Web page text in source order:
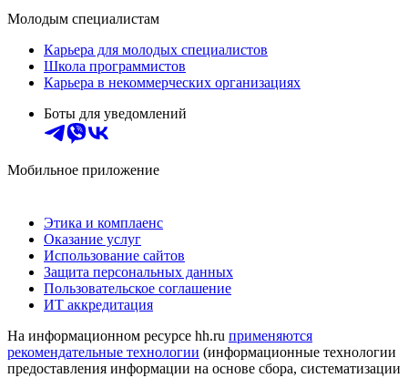
Молодым специалистам
Карьера для молодых специалистов
Школа программистов
Карьера в некоммерческих организациях
Боты для уведомлений
Мобильное приложение
Этика и комплаенс
Оказание услуг
Использование сайтов
Защита персональных данных
Пользовательское соглашение
ИТ аккредитация
На информационном ресурсе hh.ru применяются
рекомендательные технологии (информационные технологии
предоставления информации на основе сбора, систематизации